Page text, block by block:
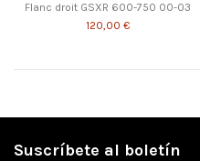
Flanc droit GSXR 600-750 00-03
120,00 €
Suscríbete al boletín